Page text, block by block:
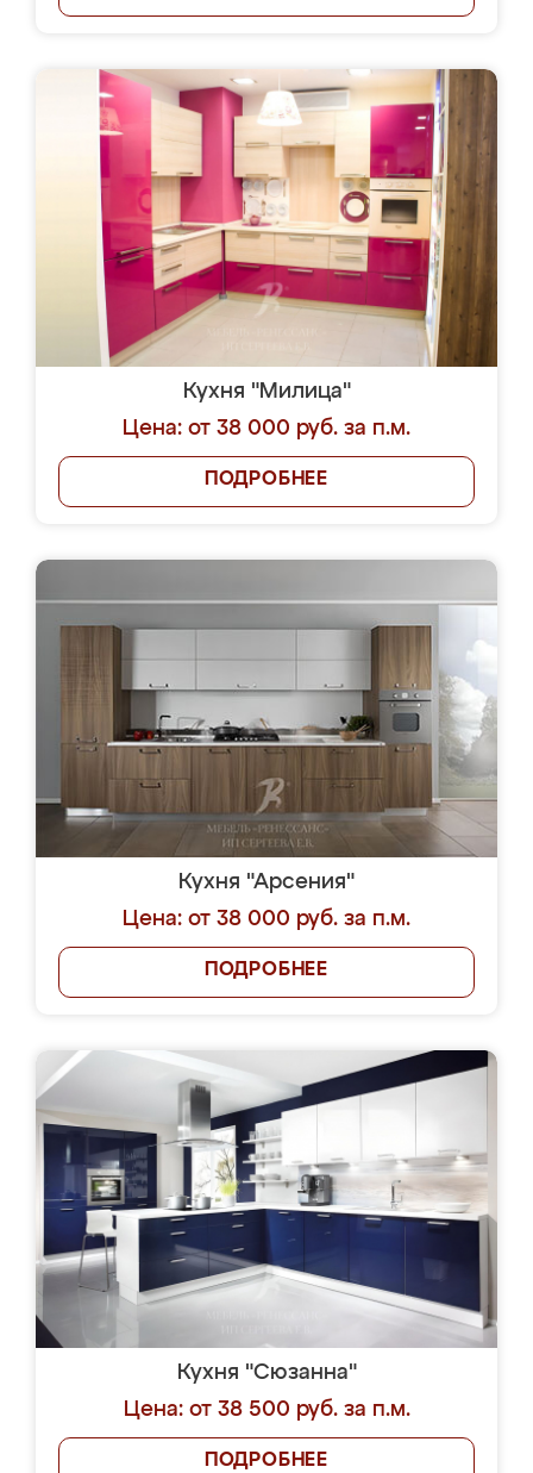
Кухня "Милица"
Цена: от 38 000 руб. за п.м.
ПОДРОБНЕЕ
Кухня "Арсения"
Цена: от 38 000 руб. за п.м.
ПОДРОБНЕЕ
Кухня "Сюзанна"
Цена: от 38 500 руб. за п.м.
ПОДРОБНЕЕ